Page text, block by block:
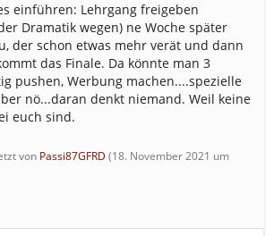
einführen: Lehrgang freigeben
Dramatik wegen) ne Woche später
der schon etwas mehr verät und dann
das Finale. Da könnte man 3
pushen, Werbung machen....spezielle
nö...daran denkt niemand. Weil keine
euch sind.
von Passi87GFRD (18. November 2021 um